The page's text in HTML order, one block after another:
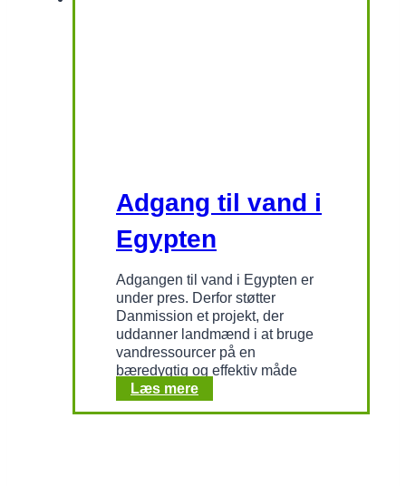
Adgang til vand i
Egypten
Adgangen til vand i Egypten er
under pres. Derfor støtter
Danmission et projekt, der
uddanner landmænd i at bruge
vandressourcer på en
bæredygtig og effektiv måde
Læs mereAdgang
til